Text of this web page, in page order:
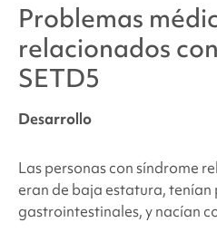
Problemas
relacionados
SETD5
Desarrollo
Las personas consíndrome
eran de baja estatura, tenían
gastrointestinales, y nacían